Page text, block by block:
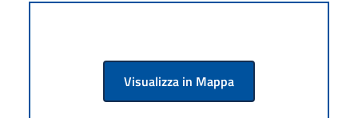
Visualizza in Mappa